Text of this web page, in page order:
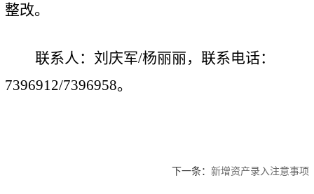
整改。
联系人：刘庆军/杨丽丽，联系电话：
7396912/7396958。
下一条： 新增资产录入注意事项